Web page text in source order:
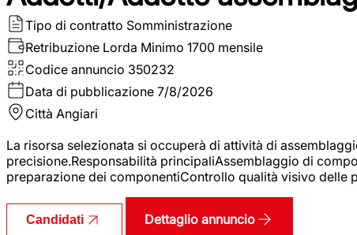
Tipo di contratto Somministrazione
Retribuzione Lorda Minimo 1700 mensile
Codice annuncio 350232
Data di pubblicazione 7/8/2026
Città Angiari
La risorsa selezionata si occuperà di attività di
precisione.Responsabilità principaliAssemblaggio di
preparazione dei componentiControllo qualità visivo delle
Candidati Dettaglio annuncio